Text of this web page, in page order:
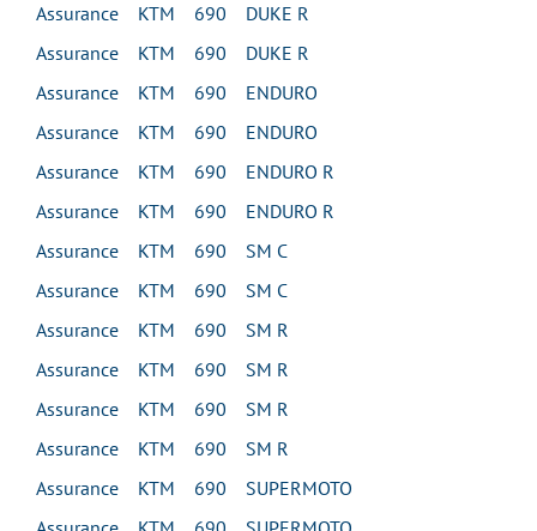
Assurance KTM 690 DUKE R
Assurance KTM 690 DUKE R
Assurance KTM 690 ENDURO
Assurance KTM 690 ENDURO
Assurance KTM 690 ENDURO R
Assurance KTM 690 ENDURO R
Assurance KTM 690 SM C
Assurance KTM 690 SM C
Assurance KTM 690 SM R
Assurance KTM 690 SM R
Assurance KTM 690 SM R
Assurance KTM 690 SM R
Assurance KTM 690 SUPERMOTO